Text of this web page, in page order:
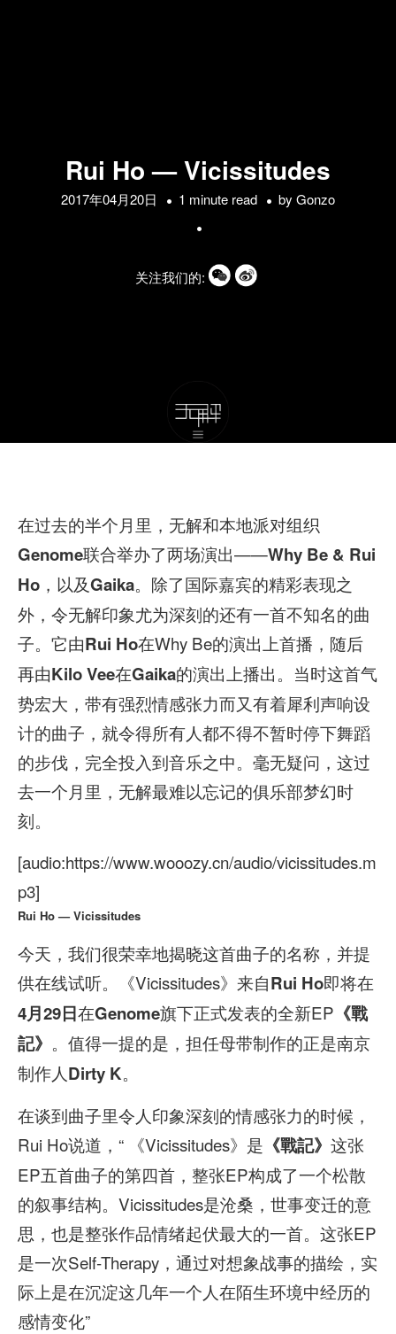
Rui Ho — Vicissitudes
2017年04月20日 1 minute read by Gonzo
关注我们的:
在过去的半个月里，无解和本地派对组织
Genome联合举办了两场演出——Why Be & Rui
Ho ，以及Gaika。除了国际嘉宾的精彩表现之
外，令无解印象尤为深刻的还有一首不知名的曲
子。它由Rui Ho在Why Be的演出上首播，随后
再由Kilo Vee在Gaika的演出上播出。当时这首气
势宏大，带有强烈情感张力而又有着犀利声响设
计的曲子，就令得所有人都不得不暂时停下舞蹈
的步伐，完全投入到音乐之中。毫无疑问，这过
去一个月里，无解最难以忘记的俱乐部梦幻时
刻。
[audio:https://www.wooozy.cn/audio/vicissitudes.m
p3]
Rui Ho — Vicissitudes
今天，我们很荣幸地揭晓这首曲子的名称，并提
供在线试听。《Vicissitudes》来自Rui Ho即将在
4月29日在Genome旗下正式发表的全新EP 《戰
記》 。值得一提的是，担任母带制作的正是南京
制作人Dirty K。
在谈到曲子里令人印象深刻的情感张力的时候，
Rui Ho说道，“ 《Vicissitudes》是 《戰記》 这张
EP五首曲子的第四首，整张EP构成了一个松散
的叙事结构。Vicissitudes是沧桑，世事变迁的意
思，也是整张作品情绪起伏最大的一首。这张EP
是一次Self-Therapy，通过对想象战事的描绘，实
际上是在沉淀这几年一个人在陌生环境中经历的
感情变化”